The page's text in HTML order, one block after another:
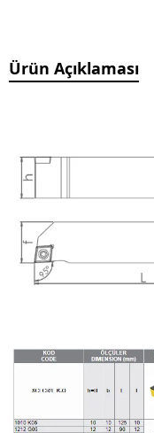
Ürün Açıklaması